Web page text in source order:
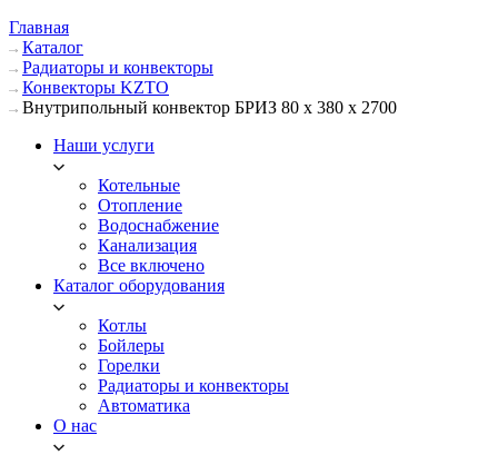
Главная
Каталог
Радиаторы и конвекторы
Конвекторы KZTO
Внутрипольный конвектор БРИЗ 80 х 380 х 2700
Наши услуги
Котельные
Отопление
Водоснабжение
Канализация
Все включено
Каталог оборудования
Котлы
Бойлеры
Горелки
Радиаторы и конвекторы
Автоматика
О нас